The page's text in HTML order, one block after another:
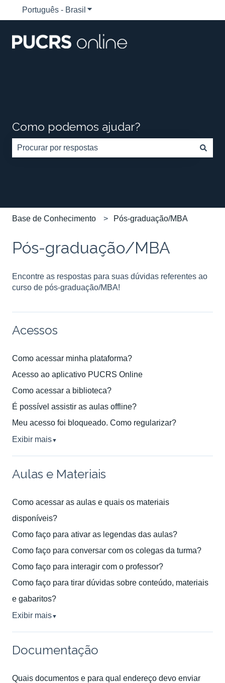
Português - Brasil Mostrar submenu para traduções
Como podemos ajudar?
Base de Conhecimento Pós-graduação/MBA
Pós-graduação/MBA
Encontre as respostas para suas dúvidas referentes ao
curso de pós-graduação/MBA!
Acessos
Como acessar minha plataforma?
Acesso ao aplicativo PUCRS Online
Como acessar a biblioteca?
É possível assistir as aulas offline?
Meu acesso foi bloqueado. Como regularizar?
Exibir mais▼
Aulas e Materiais
Como acessar as aulas e quais os materiais
disponíveis?
Como faço para ativar as legendas das aulas?
Como faço para conversar com os colegas da turma?
Como faço para interagir com o professor?
Como faço para tirar dúvidas sobre conteúdo, materiais
e gabaritos?
Exibir mais▼
Documentação
Quais documentos e para qual endereço devo enviar